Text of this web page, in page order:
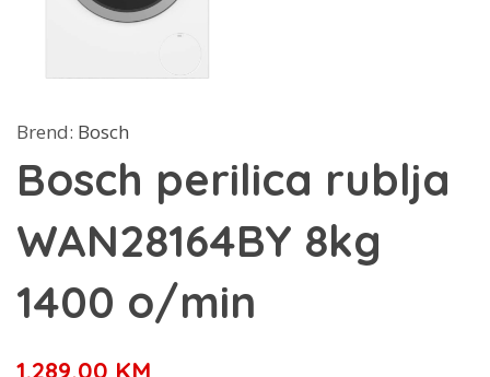
Brend: Bosch
Bosch perilica rublja
WAN28164BY 8kg
1400 o/min
1.289,00 KM